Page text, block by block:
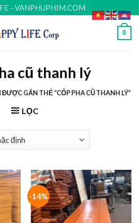
- VANPHUPHIM.COM
0
cũ thanh lý
GẮN THẺ “CỐP PHA CŨ THANH LÝ”
LỌC
-14%